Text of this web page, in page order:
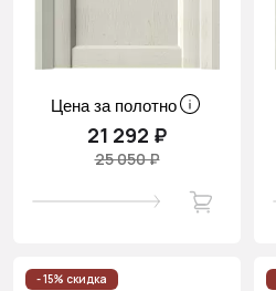
Цена за полотно
21 292 ₽
25 050 ₽
- 15% скидка